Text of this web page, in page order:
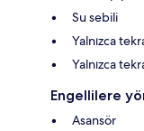
Su sebili
Yalnızca
Yalnızca
Engellilere
Asansör